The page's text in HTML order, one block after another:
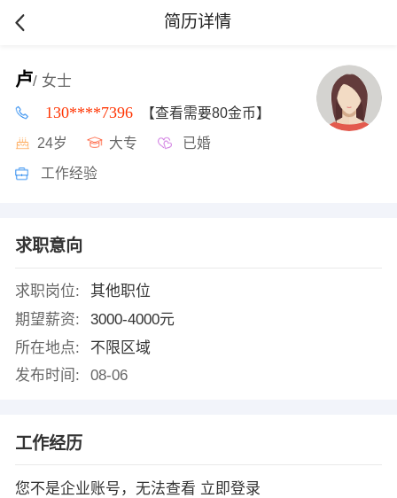
简历详情
卢/ 女士
130****7396 【查看需要80金币】
24岁 大专 已婚
工作经验
求职意向
求职岗位:
其他职位
期望薪资:
3000-4000元
所在地点:
不限区域
发布时间:
08-06
工作经历
您不是企业账号，无法查看 立即登录